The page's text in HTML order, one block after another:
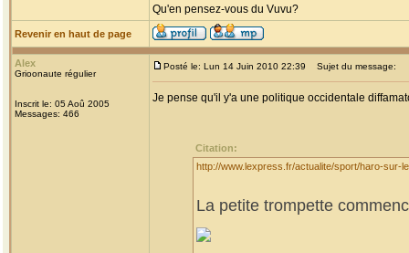
Qu'en pensez-vous du Vuvu?
Revenir en haut de page
Alex
Grioonaute régulier
Inscrit le: 05 Aoû 2005
Messages: 466
Posté le: Lun 14 Juin 2010 22:39 Sujet du message:
Je pense qu'il y'a une politique occidentale
Citation:
http://www.lexpress.fr/actualite/sport/haro-sur-
La petite trompette